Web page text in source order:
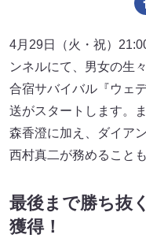
4月29日（火・祝）
ンネルにて、男女の生
合宿サバイバル『ウェ
送がスタートします。
森香澄に加え、ダイア
西村真二が務めること
最後まで勝ち抜
獲得！